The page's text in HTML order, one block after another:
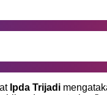
Ipda Trijadi